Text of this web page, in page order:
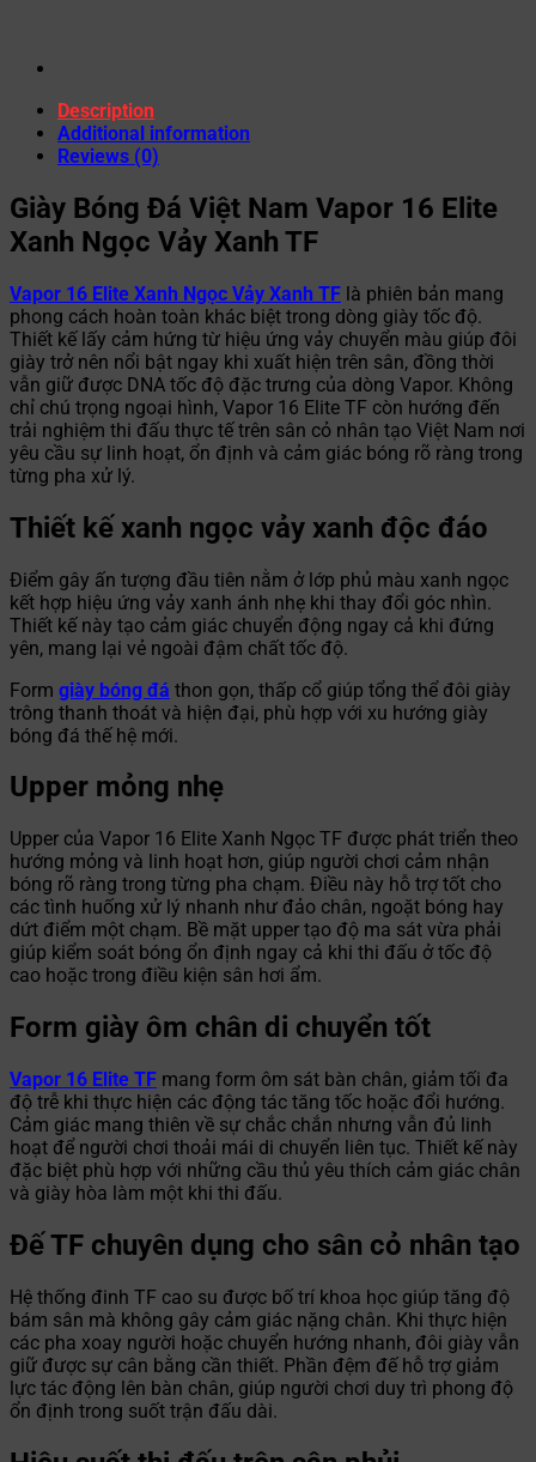
Description
Additional information
Reviews (0)
Giày Bóng Đá Việt Nam Vapor 16 Elite
Xanh Ngọc Vảy Xanh TF
Vapor 16 Elite Xanh Ngọc Vảy Xanh TF là phiên bản mang
phong cách hoàn toàn khác biệt trong dòng giày tốc độ.
Thiết kế lấy cảm hứng từ hiệu ứng vảy chuyển màu giúp đôi
giày trở nên nổi bật ngay khi xuất hiện trên sân, đồng thời
vẫn giữ được DNA tốc độ đặc trưng của dòng Vapor. Không
chỉ chú trọng ngoại hình, Vapor 16 Elite TF còn hướng đến
trải nghiệm thi đấu thực tế trên sân cỏ nhân tạo Việt Nam nơi
yêu cầu sự linh hoạt, ổn định và cảm giác bóng rõ ràng trong
từng pha xử lý.
Thiết kế xanh ngọc vảy xanh độc đáo
Điểm gây ấn tượng đầu tiên nằm ở lớp phủ màu xanh ngọc
kết hợp hiệu ứng vảy xanh ánh nhẹ khi thay đổi góc nhìn.
Thiết kế này tạo cảm giác chuyển động ngay cả khi đứng
yên, mang lại vẻ ngoài đậm chất tốc độ.
Form giày bóng đá thon gọn, thấp cổ giúp tổng thể đôi giày
trông thanh thoát và hiện đại, phù hợp với xu hướng giày
bóng đá thế hệ mới.
Upper mỏng nhẹ
Upper của Vapor 16 Elite Xanh Ngọc TF được phát triển theo
hướng mỏng và linh hoạt hơn, giúp người chơi cảm nhận
bóng rõ ràng trong từng pha chạm. Điều này hỗ trợ tốt cho
các tình huống xử lý nhanh như đảo chân, ngoặt bóng hay
dứt điểm một chạm. Bề mặt upper tạo độ ma sát vừa phải
giúp kiểm soát bóng ổn định ngay cả khi thi đấu ở tốc độ
cao hoặc trong điều kiện sân hơi ẩm.
Form giày ôm chân di chuyển tốt
Vapor 16 Elite TF mang form ôm sát bàn chân, giảm tối đa
độ trễ khi thực hiện các động tác tăng tốc hoặc đổi hướng.
Cảm giác mang thiên về sự chắc chắn nhưng vẫn đủ linh
hoạt để người chơi thoải mái di chuyển liên tục. Thiết kế này
đặc biệt phù hợp với những cầu thủ yêu thích cảm giác chân
và giày hòa làm một khi thi đấu.
Đế TF chuyên dụng cho sân cỏ nhân tạo
Hệ thống đinh TF cao su được bố trí khoa học giúp tăng độ
bám sân mà không gây cảm giác nặng chân. Khi thực hiện
các pha xoay người hoặc chuyển hướng nhanh, đôi giày vẫn
giữ được sự cân bằng cần thiết. Phần đệm đế hỗ trợ giảm
lực tác động lên bàn chân, giúp người chơi duy trì phong độ
ổn định trong suốt trận đấu dài.